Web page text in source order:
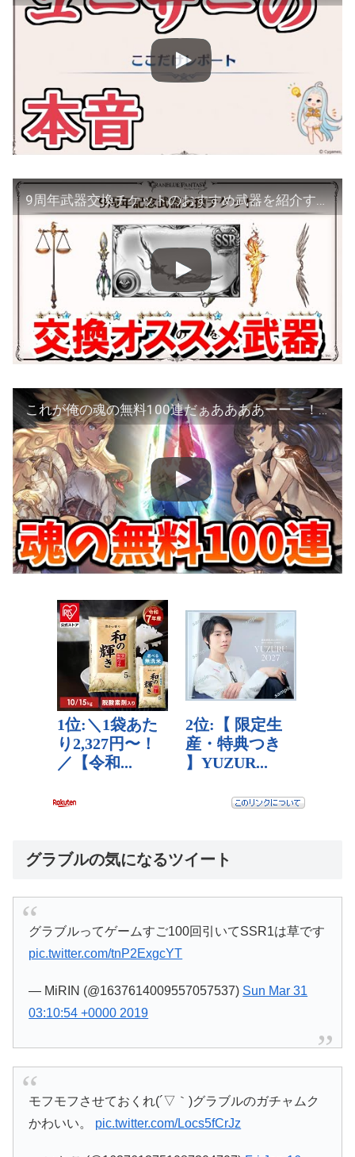
9周年武器交換チケットのおすすめ武器を紹介する！アゴナイズさん… 【ゆっくり解説/グラブル】
これが俺の魂の無料100連だぁああああーーー！！！【グランデフェス】【グラブル】
グラブルの気になるツイート
グラブルってゲームすご100回引いてSSR1は草です
pic.twitter.com/tnP2ExgcYT
— MiRIN (@1637614009557057537) Sun Mar 31
03:10:54 +0000 2019
モフモフさせておくれ(´▽｀)グラブルのガチャムク
かわいい。 pic.twitter.com/Locs5fCrJz